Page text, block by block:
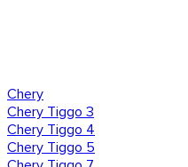
Chery
Chery Tiggo 3
Chery Tiggo 4
Chery Tiggo 5